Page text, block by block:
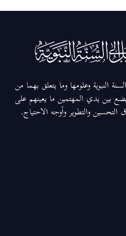
النبوية وعلومها وما يتعلق بهما من
بين يدي المهتمين ما يعينهم على
التحسين والتطوير وأوجه الاحتياج.